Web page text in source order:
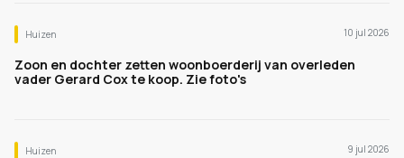
Huizen 10 jul 2026
Zoon en dochter zetten woonboerderij van overleden
vader Gerard Cox te koop. Zie foto's
Huizen 9 jul 2026